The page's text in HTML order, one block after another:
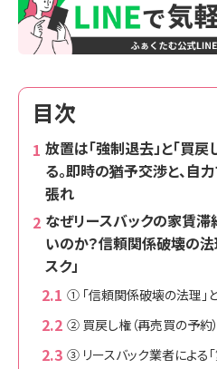
目次
放置は「強制退去」と「買
る。即時の猶予交渉と、自
張れ
なぜリースバックの家賃滞
いのか？信頼関係破壊の法
スク」
① 「信頼関係破壊の法理」
② 買戻し権（再売買の予約
③ リースバック業者による